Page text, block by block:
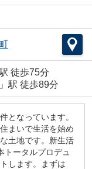
駅 徒歩75分
」駅 徒歩89分
となっています。
まいで生活を始め
土地です。新生活
トータルプロデュ
します。まずは